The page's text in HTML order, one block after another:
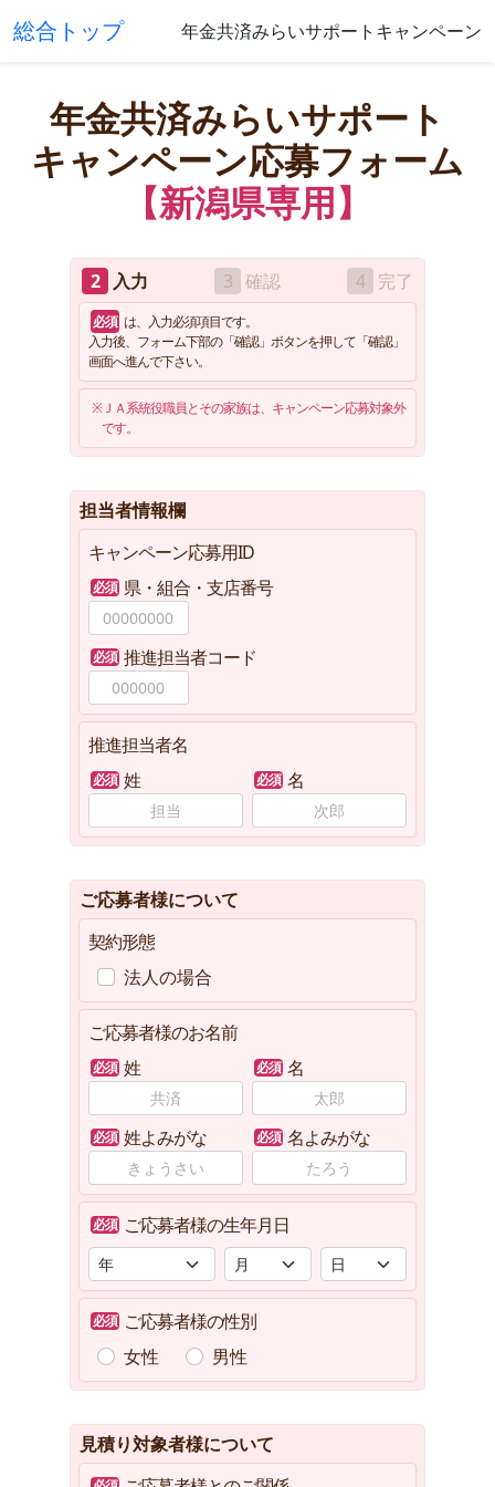
総合トップ 年金共済みらいサポートキャンペーン
年金共済みらいサポート
キャンペーン応募フォーム
新潟県専用
入力 確認 完了
必須 は、入力必須項目です。
入力後、フォーム下部の「確認」ボタンを押して「確認」
画面へ進んで下さい。
ＪＡ系統役職員とその家族は、キャンペーン応募対象外
です。
担当者情報欄
キャンペーン応募用ID
県・組合・支店番号
推進担当者コード
推進担当者名
姓
名
ご応募者様について
契約形態
法人の場合
ご応募者様のお名前
姓
名
姓よみがな 名よみがな
ご応募者様の生年月日
ご応募者様の性別
女性
男性
見積り対象者様について